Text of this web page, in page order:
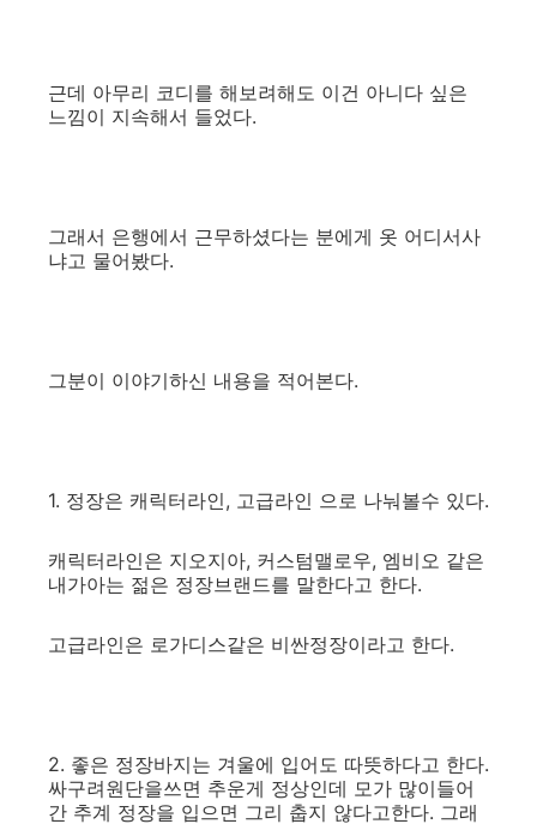
근데 아무리 코디를 해보려해도 이건 아니다 싶은
느낌이 지속해서 들었다.
그래서 은행에서 근무하셨다는 분에게 옷 어디서사
냐고 물어봤다.
그분이 이야기하신 내용을 적어본다.
1. 정장은 캐릭터라인, 고급라인 으로 나눠볼수 있다.
캐릭터라인은 지오지아, 커스텀맬로우, 엠비오 같은
내가아는 젊은 정장브랜드를 말한다고 한다.
고급라인은 로가디스같은 비싼정장이라고 한다.
2. 좋은 정장바지는 겨울에 입어도 따뜻하다고 한다.
싸구려원단을쓰면 추운게 정상인데 모가 많이들어
간 추계 정장을 입으면 그리 춥지 않다고한다. 그래